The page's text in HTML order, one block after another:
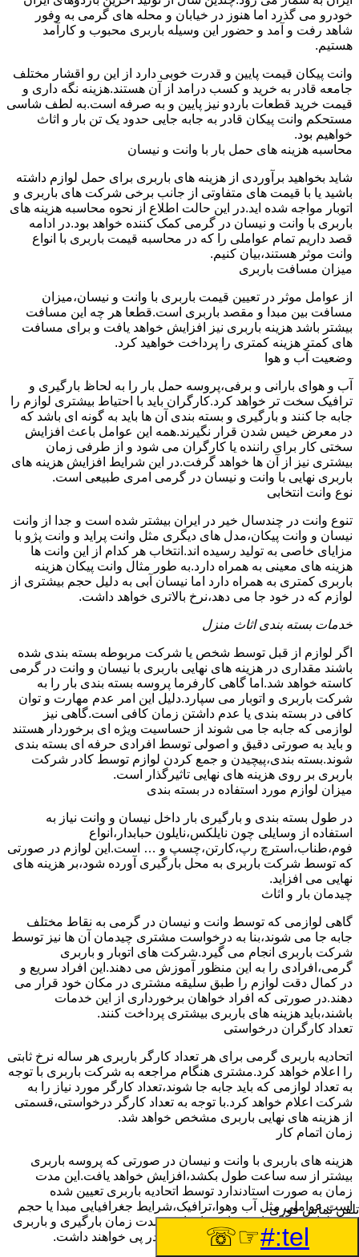
خودرو می گذرد اما هنوز در خیابان و محله های گرمی به وفور
شاهد رفت و آمد و حضور این وسیله باربری محبوب و کارآمد
هستیم.
وانت پیکان قیمت پایین و قدرت خوبی دارد از این رو اقشار مختلف
جامعه قادر به خرید و کسب درامد از آن هستند.هزینه نگه داری و
قیمت خرید قطعات باردو نیز پایین و به صرفه است.به لطف شاسی
مستحکم وانت پیکان قادر به جابه جایی حدود یک تن بار و اثاث
خواهیم بود.
محاسبه هزینه های حمل بار با وانت و نیسان
شاید بخواهید برآوردی از هزینه های باربری برای حمل لوازم داشته
باشید یا با قیمت های متفاوتی از جانب برخی شرکت های باربری و
اتوبار مواجه شده اید.در این حالت اطلاع از نحوه محاسبه هزینه های
باربری با وانت و نیسان در گرمی کمک کننده خواهد بود.در ادامه
قصد داریم تمام عواملی را که در محاسبه قیمت باربری با انواع
وانت موثر هستند،بیان کنیم.
میزان مسافت باربری
از عوامل موثر در تعیین قیمت باربری با وانت و نیسان،میزان
مسافت بین مبدا و مقصد باربری است.قطعا هر چه این مسافت
بیشتر باشد هزینه باربری نیز افزایش خواهد یافت و برای مسافت
های کمتر هزینه کمتری را پرداخت خواهید کرد.
وضعیت آب و هوا
آب و هوای بارانی و برفی،پروسه حمل بار را به لحاظ بارگیری و
ترافیک سخت تر خواهد کرد.کارگران باید با احتیاط بیشتری لوازم را
جابه جا کنند و بارگیری و بسته بندی آن ها باید به گونه ای باشد که
در معرض خیس شدن قرار نگیرند.همه این عوامل باعث افزایش
سختی کار برای راننده یا کارگران می شود و از طرفی زمان
بیشتری نیز از آن ها خواهد گرفت.در این شرایط افزایش هزینه های
باربری نهایی با وانت و نیسان در گرمی امری طبیعی است.
نوع وانت انتخابی
تنوع وانت در چندسال خیر در ایران بیشتر شده است و جدا از وانت
نیسان و وانت پیکان،مدل های دیگری مثل وانت پراید و وانت پژو با
مزایای خاصی به تولید رسیده اند.انتخاب هر کدام از این وانت ها
هزینه های معینی به همراه دارد.به طور مثال وانت پیکان هزینه
باربری کمتری به همراه دارد اما نیسان آبی به دلیل حجم بیشتری از
لوازم که در خود جا می دهد،نرخ بالاتری خواهد داشت.
خدمات بسته بندی اثاث منزل
اگر لوازم از قبل توسط شخص یا شرکت مربوطه بسته بندی شده
باشند مقداری در هزینه های نهایی باربری با نیسان و وانت در گرمی
کاسته خواهد شد.اما گاهی کارفرما پروسه بسته بندی بار را به
شرکت باربری و اتوبار می سپارد.دلیل این امر عدم مهارت و توان
کافی در بسته بندی یا عدم داشتن زمان کافی است.گاهی نیز
لوازمی که جابه جا می شوند از حساسیت ویژه ای برخوردار هستند
و باید به صورتی دقیق و اصولی توسط افرادی حرفه ای بسته بندی
شوند.بسته بندی،پیچیدن و جمع کردن لوازم توسط کادر شرکت
باربری بر روی هزینه های نهایی تاثیرگذار است.
میزان لوازم مورد استفاده در بسته بندی
در طول بسته بندی و بارگیری بار داخل نیسان و وانت نیاز به
استفاده از وسایلی چون نایلکس،نایلون حبابدار،انواع
فوم،طناب،استرچ رپ،کارتن،چسپ و … است.این لوازم در صورتی
که توسط شرکت باربری به محل بارگیری آورده شود،بر هزینه های
نهایی می افزاید.
چیدمان بار و اثاث
گاهی لوازمی که توسط وانت و نیسان در گرمی به نقاط مختلف
جابه جا می شوند،بنا به درخواست مشتری چیدمان آن ها نیز توسط
شرکت باربری انجام می گیرد.شرکت های اتوبار و باربری
گرمی،افرادی را به این منظور آموزش می دهند.این افراد سریع و
در کمال دقت لوازم را طبق سلیقه مشتری در مکان خود قرار می
دهند.در صورتی که افراد خواهان برخورداری از این خدمات
باشند،باید هزینه های باربری بیشتری پرداخت کنند.
تعداد کارگران درخواستی
اتحادیه باربری گرمی برای هر تعداد کارگر باربری هر ساله نرخ ثابتی
را اعلام خواهد کرد.مشتری هنگام مراجعه به شرکت باربری با توجه
به تعداد لوازمی که باید جابه جا شوند،تعداد کارگر مورد نیاز را به
شرکت اعلام خواهد کرد.با توجه به تعداد کارگر درخواستی،قسمتی
از هزینه های نهایی باربری مشخص خواهد شد.
زمان اتمام کار
هزینه های باربری با وانت و نیسان در صورتی که پروسه باربری
بیشتر از سه ساعت طول بکشد،افزایش خواهد یافت.این مدت
زمان به صورت استادندارد توسط اتحادیه باربری تعیین شده
است.عواملی مثل آب وهوا،ترافیک،شرایط جغرافیایی مبدا یا حجم
زیاد لوازم ممکن است باعث افزایش مدت زمان بارگیری و باربری
شوند که افزایش هزینه های باربری را در پی خواهند داشت.
تعداد طبقات ساختمان مبدا و مقصد
تلفن تماس فوری
tel:#
☞☏